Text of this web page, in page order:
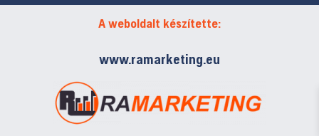
A weboldalt készítette:
www.ramarketing.eu